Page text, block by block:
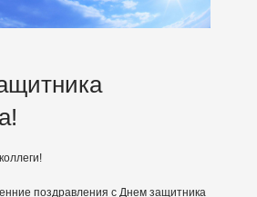
поздравления с Днем защитника